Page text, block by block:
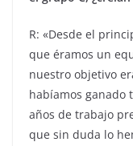
R: «Desde el
que éramos un
nuestro objetivo
habíamos ganado
años de trabajo
que sin duda lo